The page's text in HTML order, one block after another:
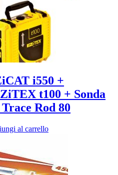
i550 +
t100 + Sonda
Rod 80
al carrello